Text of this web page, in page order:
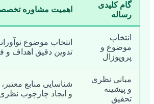
گام کلیدی
رساله
اهمیت مشاوره
انتخاب
موضوع و
پروپوزال
انتخاب موضوع
تدوین دقیق اهداف و
مبانی نظری
و پیشینه
تحقیق
شناسایی منابع معتبر،
و ایجاد چارچوب